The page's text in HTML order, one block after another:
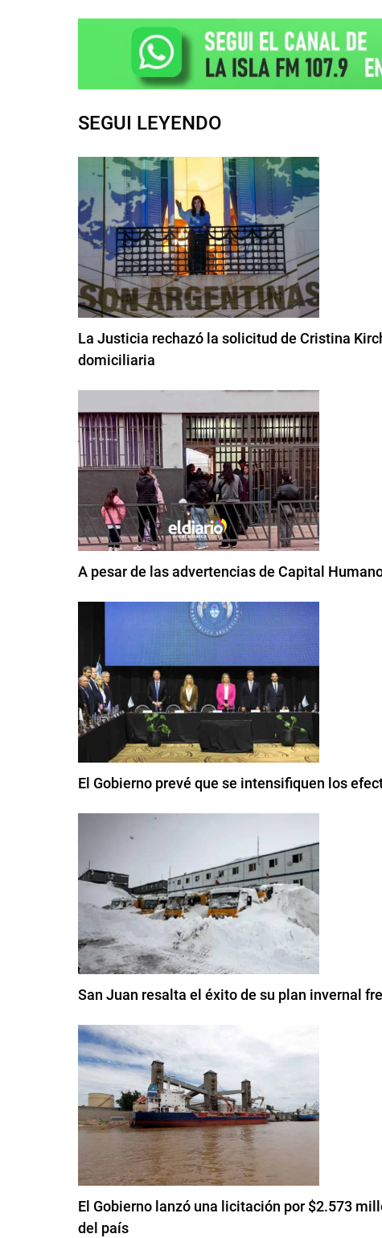
SEGUI LEYENDO
La Justicia rechazó la solicitud de Cristina
domiciliaria
A pesar de las advertencias de Capital
El Gobierno prevé que se intensifiquen los
San Juan resalta el éxito de su plan invernal
El Gobierno lanzó una licitación por $2.573
del país